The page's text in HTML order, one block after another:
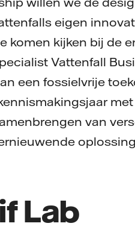
eigen
komen kijken bij de
Vattenfall
een fossielvrije
van
Lab